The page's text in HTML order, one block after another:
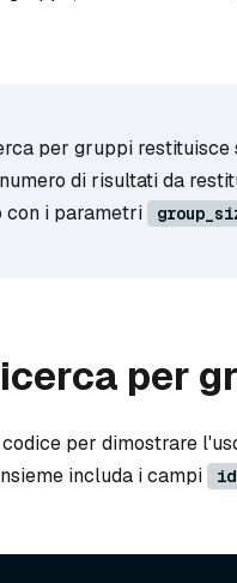
per gruppi restituisce
di risultati da
con i parametri
per
per dimostrare
includa i campi
id